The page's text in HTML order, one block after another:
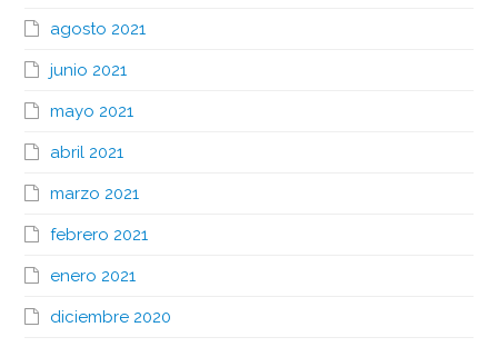
agosto 2021
junio 2021
mayo 2021
abril 2021
marzo 2021
febrero 2021
enero 2021
diciembre 2020